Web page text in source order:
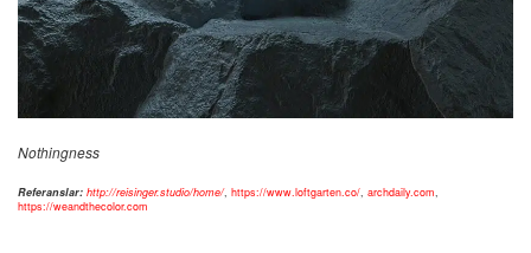
Nothingness
Referanslar: http://reisinger.studio/home/, https://www.loftgarten.co/ archdaily.com
https://weandthecolor.com